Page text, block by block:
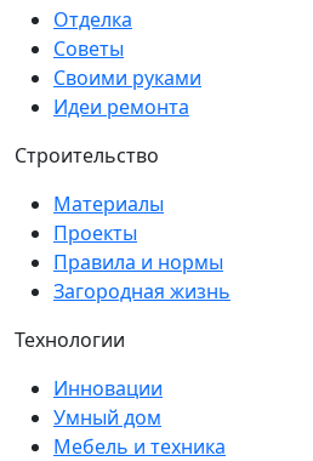
Отделка
Советы
Своими руками
Идеи ремонта
Строительство
Материалы
Проекты
Правила и нормы
Загородная жизнь
Технологии
Инновации
Умный дом
Мебель и техника